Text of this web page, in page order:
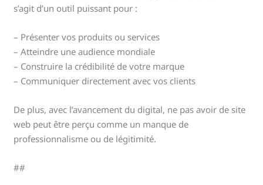
s’agit d’un outil puissant pour :
– Présenter vos produits ou services
– Atteindre une audience mondiale
– Construire la crédibilité de votre marque
– Communiquer directement avec vos clients
De plus, avec l’avancement du digital, ne pas avoir de site
web peut être perçu comme un manque de
professionnalisme ou de légitimité.
##